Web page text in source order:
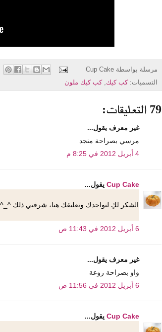
مرسلة بواسطةCup Cake
التسميات:كب كيك,كب كيك ملون
79 التعليقات:
غير معرف يقول...
مرسي بصراحة منجد
4 أبريل 2012 في 8:25 م
Cup Cake يقول...
الشكر لكِ لتواجدك وتعليقك هنا، شرفني ذلك ^_^
6 أبريل 2012 في 11:43 ص
غير معرف يقول...
واو بصراحة روعة
6 أبريل 2012 في 11:56 ص
Cup Cake يقول...